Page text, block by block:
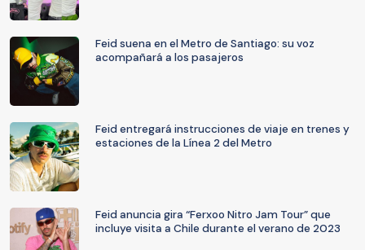
Feid suena en el Metro de Santiago: su voz
acompañará a los pasajeros
Feid entregará instrucciones de viaje en trenes y
estaciones de la Línea 2 del Metro
Feid anuncia gira “Ferxoo Nitro Jam Tour” que
incluye visita a Chile durante el verano de 2023